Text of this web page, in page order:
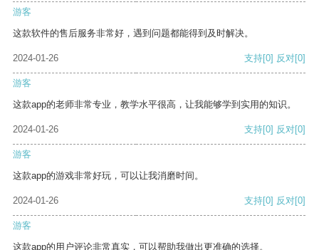
游客
这款软件的售后服务非常好，遇到问题都能得到及时解决。
2024-01-26 支持[0] 反对[0]
游客
这款app的老师非常专业，教学水平很高，让我能够学到实用的知识。
2024-01-26 支持[0] 反对[0]
游客
这款app的游戏非常好玩，可以让我消磨时间。
2024-01-26 支持[0] 反对[0]
游客
这款app的用户评论非常真实，可以帮助我做出更准确的选择。